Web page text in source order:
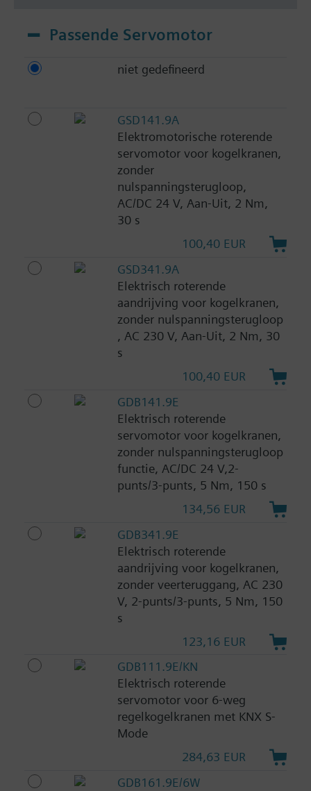
Passende Servomotor
niet gedefineerd
GSD141.9A
Elektromotorische roterende
servomotor voor kogelkranen,
zonder
nulspanningsterugloop,
AC/DC 24 V, Aan-Uit, 2 Nm,
30 s
100,40 EUR
GSD341.9A
Elektrisch roterende
aandrijving voor kogelkranen,
zonder nulspanningsterugloop
, AC 230 V, Aan-Uit, 2 Nm, 30
s
100,40 EUR
GDB141.9E
Elektrisch roterende
servomotor voor kogelkranen,
zonder nulspanningsterugloop
functie, AC/DC 24 V,2-
punts/3-punts, 5 Nm, 150 s
134,56 EUR
GDB341.9E
Elektrisch roterende
aandrijving voor kogelkranen,
zonder veerteruggang, AC 230
V, 2-punts/3-punts, 5 Nm, 150
s
123,16 EUR
GDB111.9E/KN
Elektrisch roterende
servomotor voor 6-weg
regelkogelkranen met KNX S-
Mode
284,63 EUR
GDB161.9E/6W